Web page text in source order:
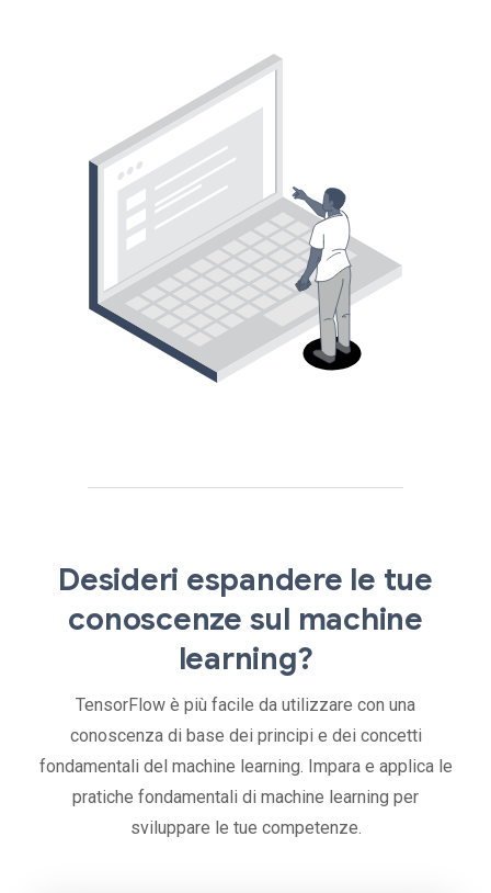
Desideri espandere le tue
conoscenze sul machine
learning?
TensorFlow è più facile da utilizzare con una
conoscenza di base dei principi e dei concetti
fondamentali del machine learning. Impara e applica le
pratiche fondamentali di machine learning per
sviluppare le tue competenze.